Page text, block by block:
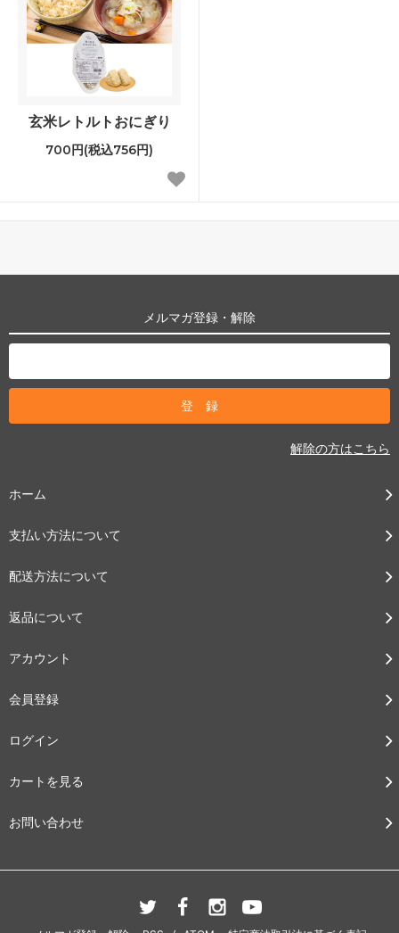
玄米レトルトおにぎり
700円(税込756円)
メルマガ登録・解除
解除の方はこちら
ホーム
支払い方法について
配送方法について
返品について
アカウント
会員登録
ログイン
カートを見る
お問い合わせ